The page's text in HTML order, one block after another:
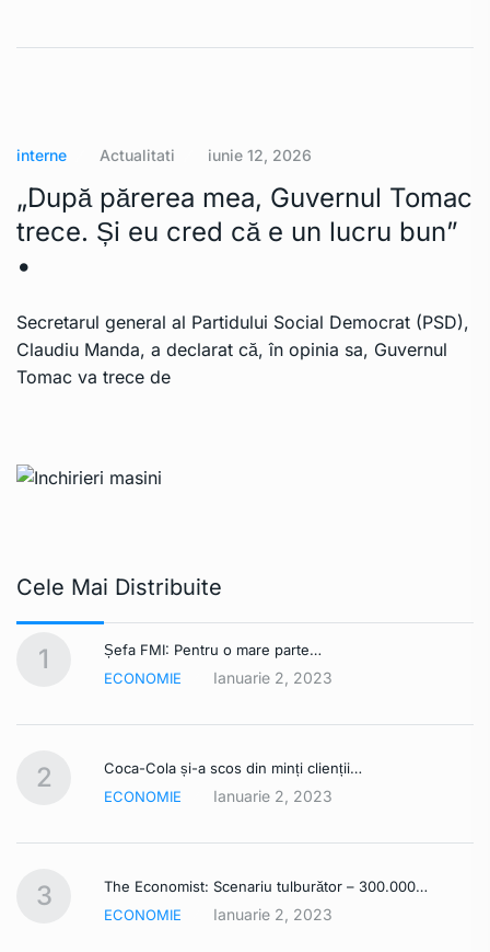
interne Actualitati iunie 12, 2026
„După părerea mea, Guvernul Tomac
trece. Și eu cred că e un lucru bun”
•
Secretarul general al Partidului Social Democrat (PSD),
Claudiu Manda, a declarat că, în opinia sa, Guvernul
Tomac va trece de
Cele Mai Distribuite
1
Șefa FMI: Pentru o mare parte…
ECONOMIE
Ianuarie 2, 2023
2
Coca-Cola și-a scos din minți clienții…
ECONOMIE
Ianuarie 2, 2023
3
The Economist: Scenariu tulburător – 300.000…
ECONOMIE
Ianuarie 2, 2023